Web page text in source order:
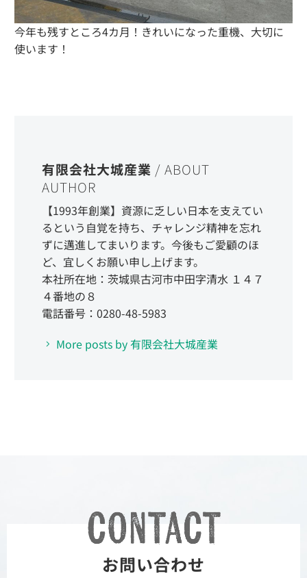
今年も残すところ4カ月！きれいになった重機、大切に
使います！
有限会社大城産業 / ABOUT
AUTHOR
【1993年創業】資源に乏しい日本を支えてい
るという自覚を持ち、チャレンジ精神を忘れ
ずに邁進してまいります。今後もご愛顧のほ
ど、宜しくお願い申し上げます。
本社所在地：茨城県古河市中田字清水 １４７
４番地の８
電話番号：0280-48-5983
More posts by 有限会社大城産業
お問い合わせ